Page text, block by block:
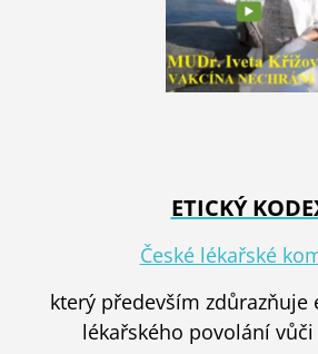
ETICKÝ
České lékařské
který především zdůrazňuje
lékařského povolání